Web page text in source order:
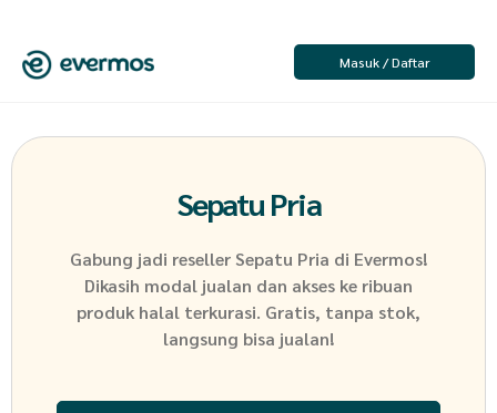
Masuk / Daftar
Sepatu Pria
Gabung jadi reseller Sepatu Pria di Evermos!
Dikasih modal jualan dan akses ke ribuan
produk halal terkurasi. Gratis, tanpa stok,
langsung bisa jualan!